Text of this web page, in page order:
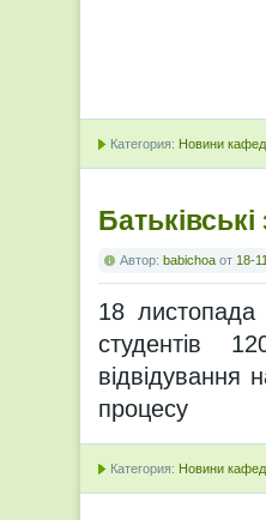
Категория: Новини
Автор: babichoa от 18-
18 листопада
студентів
відвідування
процесу
Категория: Новини